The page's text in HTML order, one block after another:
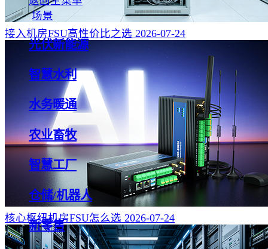
场景
光伏新能源
智慧水利
水务暖通
农业畜牧
智慧工厂
仓储/机器人
新零售
接入机房FSU高性价比之选 2026-07-24
核心枢纽机房FSU怎么选 2026-07-24